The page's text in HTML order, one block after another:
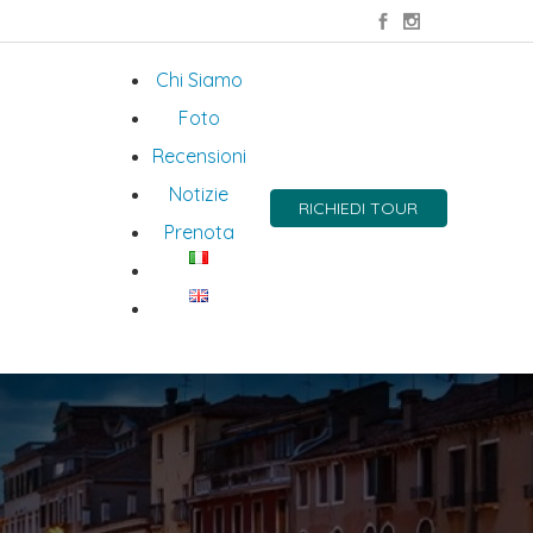
Chi Siamo
Foto
Recensioni
Notizie
Prenota
RICHIEDI TOUR